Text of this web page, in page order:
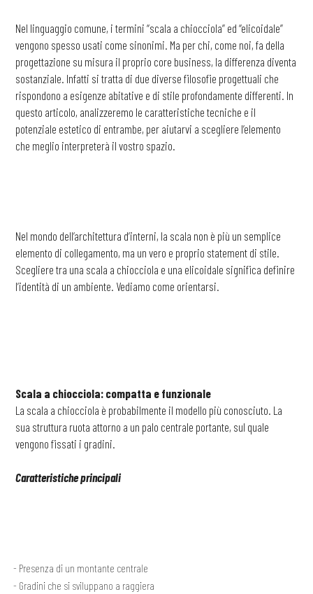
Nel linguaggio comune, i termini “scala a chiocciola” ed “elicoidale”
vengono spesso usati come sinonimi. Ma per chi, come noi, fa della
progettazione su misura il proprio core business, la differenza diventa
sostanziale. Infatti si tratta di due diverse filosofie progettuali che
rispondono a esigenze abitative e di stile profondamente differenti. In
questo articolo, analizzeremo le caratteristiche tecniche e il
potenziale estetico di entrambe, per aiutarvi a scegliere l’elemento
che meglio interpreterà il vostro spazio.
Nel mondo dell’architettura d’interni, la scala non è più un semplice
elemento di collegamento, ma un vero e proprio statement di stile.
Scegliere tra una scala a chiocciola e una elicoidale significa definire
l’identità di un ambiente. Vediamo come orientarsi.
Scala a chiocciola: compatta e funzionale
La scala a chiocciola è probabilmente il modello più conosciuto. La
sua struttura ruota attorno a un palo centrale portante, sul quale
vengono fissati i gradini.
Caratteristiche principali
Presenza di un montante centrale
Gradini che si sviluppano a raggiera